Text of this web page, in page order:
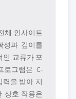
체 인사이트
성과 깊이를
인 교류가 포
로그램은 C-
을 받아 지
상호 작용은